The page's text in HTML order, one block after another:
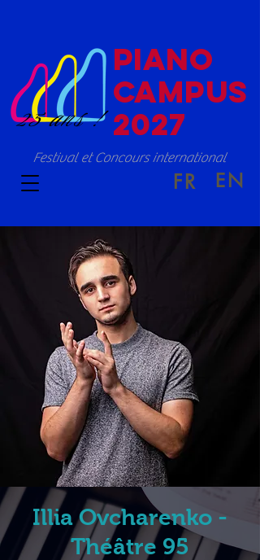
25 ans !
Festival et Concours international
PIANO
CAMPUS
2027
FR EN
Illia Ovcharenko -
Théâtre 95